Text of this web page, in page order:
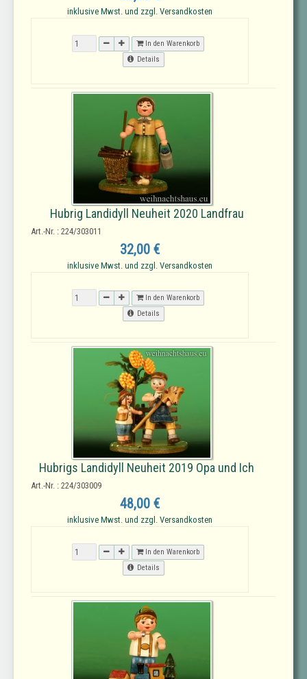
inklusive Mwst. und zzgl. Versandkosten
In den Warenkorb
Details
Hubrig Landidyll Neuheit 2020 Landfrau
Art.-Nr. : 224/303011
32,00 €
inklusive Mwst. und zzgl. Versandkosten
In den Warenkorb
Details
Hubrigs Landidyll Neuheit 2019 Opa und Ich
Art.-Nr. : 224/303009
48,00 €
inklusive Mwst. und zzgl. Versandkosten
In den Warenkorb
Details